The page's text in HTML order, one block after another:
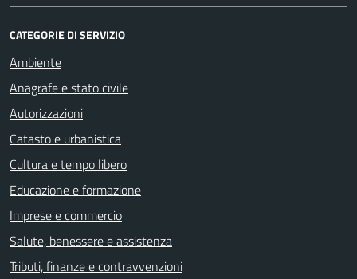
CATEGORIE DI SERVIZIO
Ambiente
Anagrafe e stato civile
Autorizzazioni
Catasto e urbanistica
Cultura e tempo libero
Educazione e formazione
Imprese e commercio
Salute, benessere e assistenza
Tributi, finanze e contravvenzioni